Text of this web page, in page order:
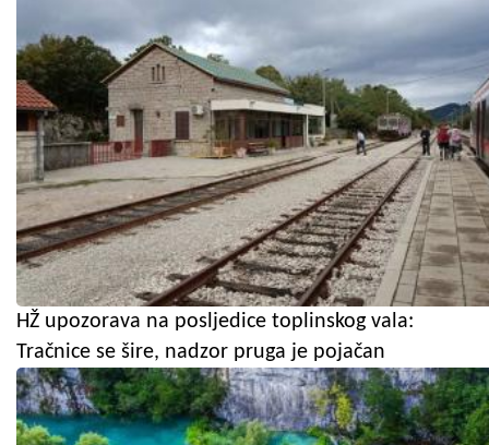
HŽ upozorava na posljedice toplinskog vala:
Tračnice se šire, nadzor pruga je pojačan